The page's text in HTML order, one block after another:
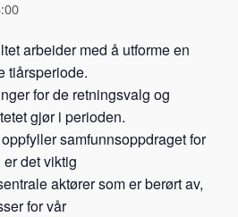
arbeider med å utforme en
tiårsperiode.
for de retningsvalg og
gjør i perioden.
samfunnsoppdraget for
det viktig
aktører som er berørt av,
for vår